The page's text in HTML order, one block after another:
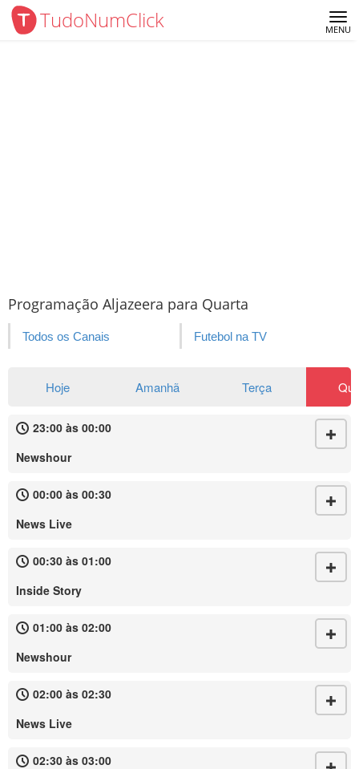
TudoNumClick MENU
Programação Aljazeera para Quarta
Todos os Canais Futebol na TV
Hoje Amanhã Terça
23:00 às 00:00
Newshour
00:00 às 00:30
News Live
00:30 às 01:00
Inside Story
01:00 às 02:00
Newshour
02:00 às 02:30
News Live
02:30 às 03:00